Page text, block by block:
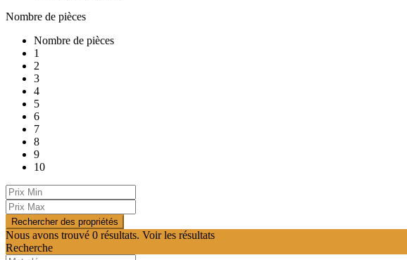
Nombre de pièces
Nombre de pièces
1
2
3
4
5
6
7
8
9
10
Nous avons trouvé 0 résultats. Voir les résultats
Recherche